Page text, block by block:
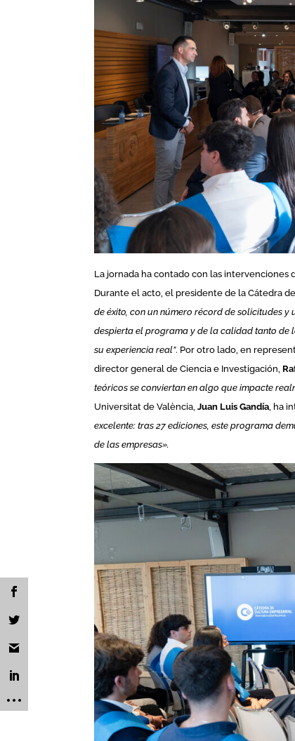
La jornada ha contado con las intervenciones
Durante el acto, el presidente de la Cátedra
de éxito, con un número récord de solicitudes
despierta el programa y de la calidad tanto
su experiencia real”. Por otro lado, en
director general de Ciencia e Investigación,
teóricos se conviertan en algo que impacte
Universitat de València,Juan Luis Gandía , ha
excelente: tras 27 ediciones, este programa
de las empresas».